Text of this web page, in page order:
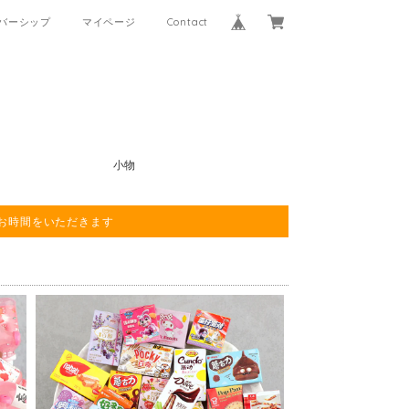
ーシップ マイページ Contact
小物
時間をいただきます